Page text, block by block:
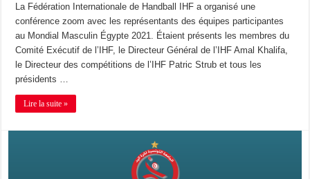
La Fédération Internationale de Handball IHF a organisé une
conférence zoom avec les représentants des équipes participantes
au Mondial Masculin Égypte 2021. Étaient présents les membres du
Comité Exécutif de l’IHF, le Directeur Général de l’IHF Amal Khalifa,
le Directeur des compétitions de l’IHF Patric Strub et tous les
présidents …
Lire la suite »